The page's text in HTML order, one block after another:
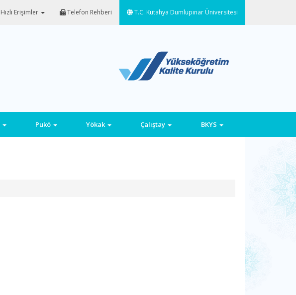
Hızlı Erişimler Telefon Rehberi T.C. Kütahya Dumlupınar Üniversitesi
Pukö Yökak Çalıştay BKYS